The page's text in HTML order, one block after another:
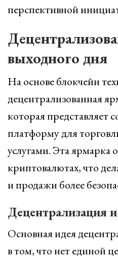
перспективной
выходного дня
На основе блокчейн
децентрализованная
которая представляет
платформу для
услугами. Эта ярмарка
криптовалютах, что
и продажи более
Децентрализация
Основная идея
в том, что нет единой